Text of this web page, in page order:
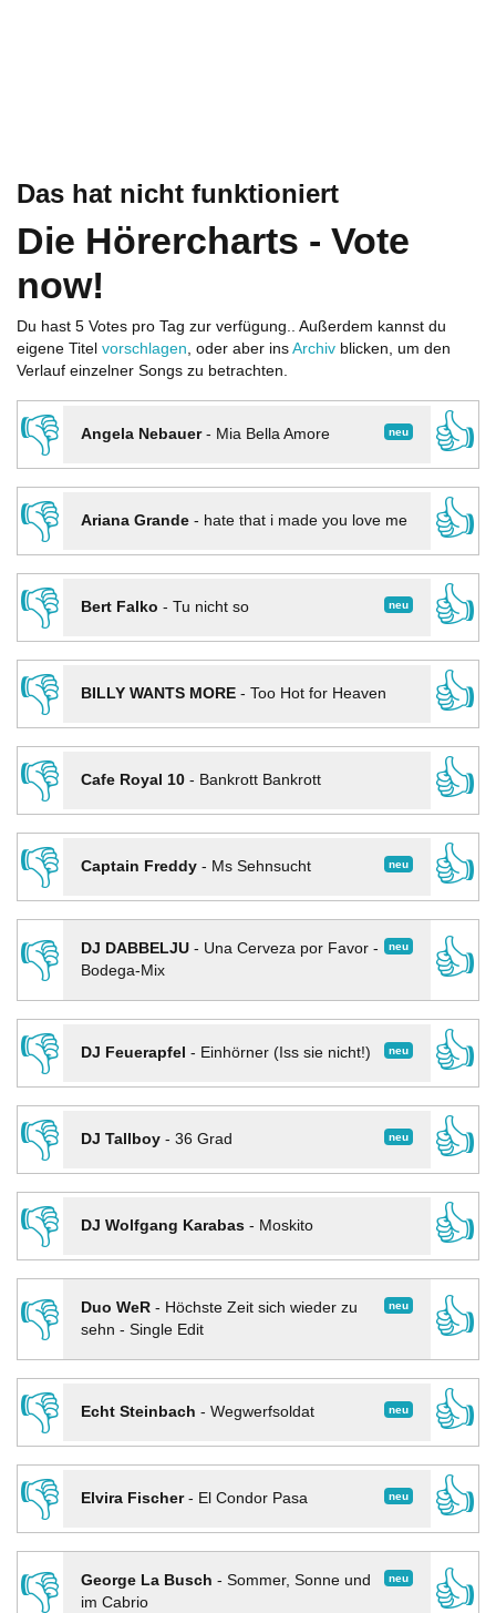
Das hat nicht funktioniert
Die Hörercharts - Vote
now!
Du hast 5 Votes pro Tag zur verfügung.. Außerdem kannst du
eigene Titel vorschlagen, oder aber ins Archiv blicken, um den
Verlauf einzelner Songs zu betrachten.
👎 neu
Angela Nebauer- Mia Bella Amore
👍
👎
Ariana Grande- hate that i made you love me
👍
👎
neu
Bert Falko - Tu nicht so
👍
👎
BILLY WANTS MORE- Too Hot for Heaven
👍
👎
Cafe Royal 10- Bankrott Bankrott
👍
👎
neu
Captain Freddy- Ms Sehnsucht
👍
👎
neu
DJ DABBELJU- Una Cerveza por Favor -
Bodega-Mix
👍
👎
neu
DJ Feuerapfel - Einhörner (Iss sie nicht!)
👍
👎
neu
DJ Tallboy- 36 Grad
👍
👎
DJ Wolfgang Karabas- Moskito
👍
👎
neu
Duo WeR- Höchste Zeit sich wieder zu
sehn - Single Edit
👍
👎
neu
Echt Steinbach - Wegwerfsoldat
👍
👎
neu
Elvira Fischer- El Condor Pasa
👍
👎
neu
George La Busch - Sommer, Sonne und
im Cabrio
👍